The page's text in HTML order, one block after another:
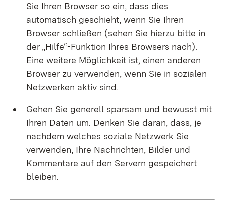
Sie Ihren Browser so ein, dass dies
automatisch geschieht, wenn Sie Ihren
Browser schließen (sehen Sie hierzu bitte in
der „Hilfe“-Funktion Ihres Browsers nach).
Eine weitere Möglichkeit ist, einen anderen
Browser zu verwenden, wenn Sie in sozialen
Netzwerken aktiv sind.
Gehen Sie generell sparsam und bewusst mit
Ihren Daten um. Denken Sie daran, dass, je
nachdem welches soziale Netzwerk Sie
verwenden, Ihre Nachrichten, Bilder und
Kommentare auf den Servern gespeichert
bleiben.